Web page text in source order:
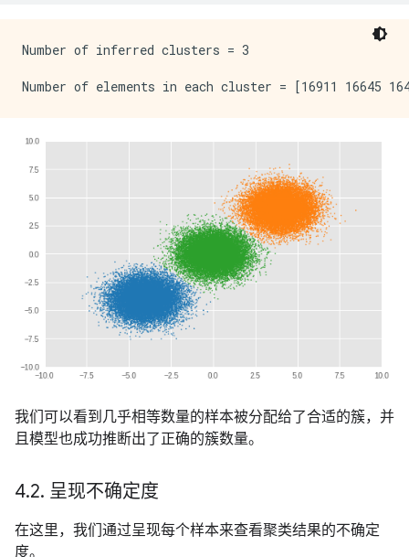
Number of inferred clusters = 3
我们可以看到几乎相等数量的样本被分配给了合适的簇，并
且模型也成功推断出了正确的簇数量。
4.2. 呈现不确定度
在这里，我们通过呈现每个样本来查看聚类结果的不确定
度。